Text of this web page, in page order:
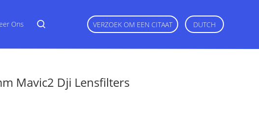
Ons VERZOEK OM EEN CITAAT DUTCH
Mavic2 Dji Lensfilters